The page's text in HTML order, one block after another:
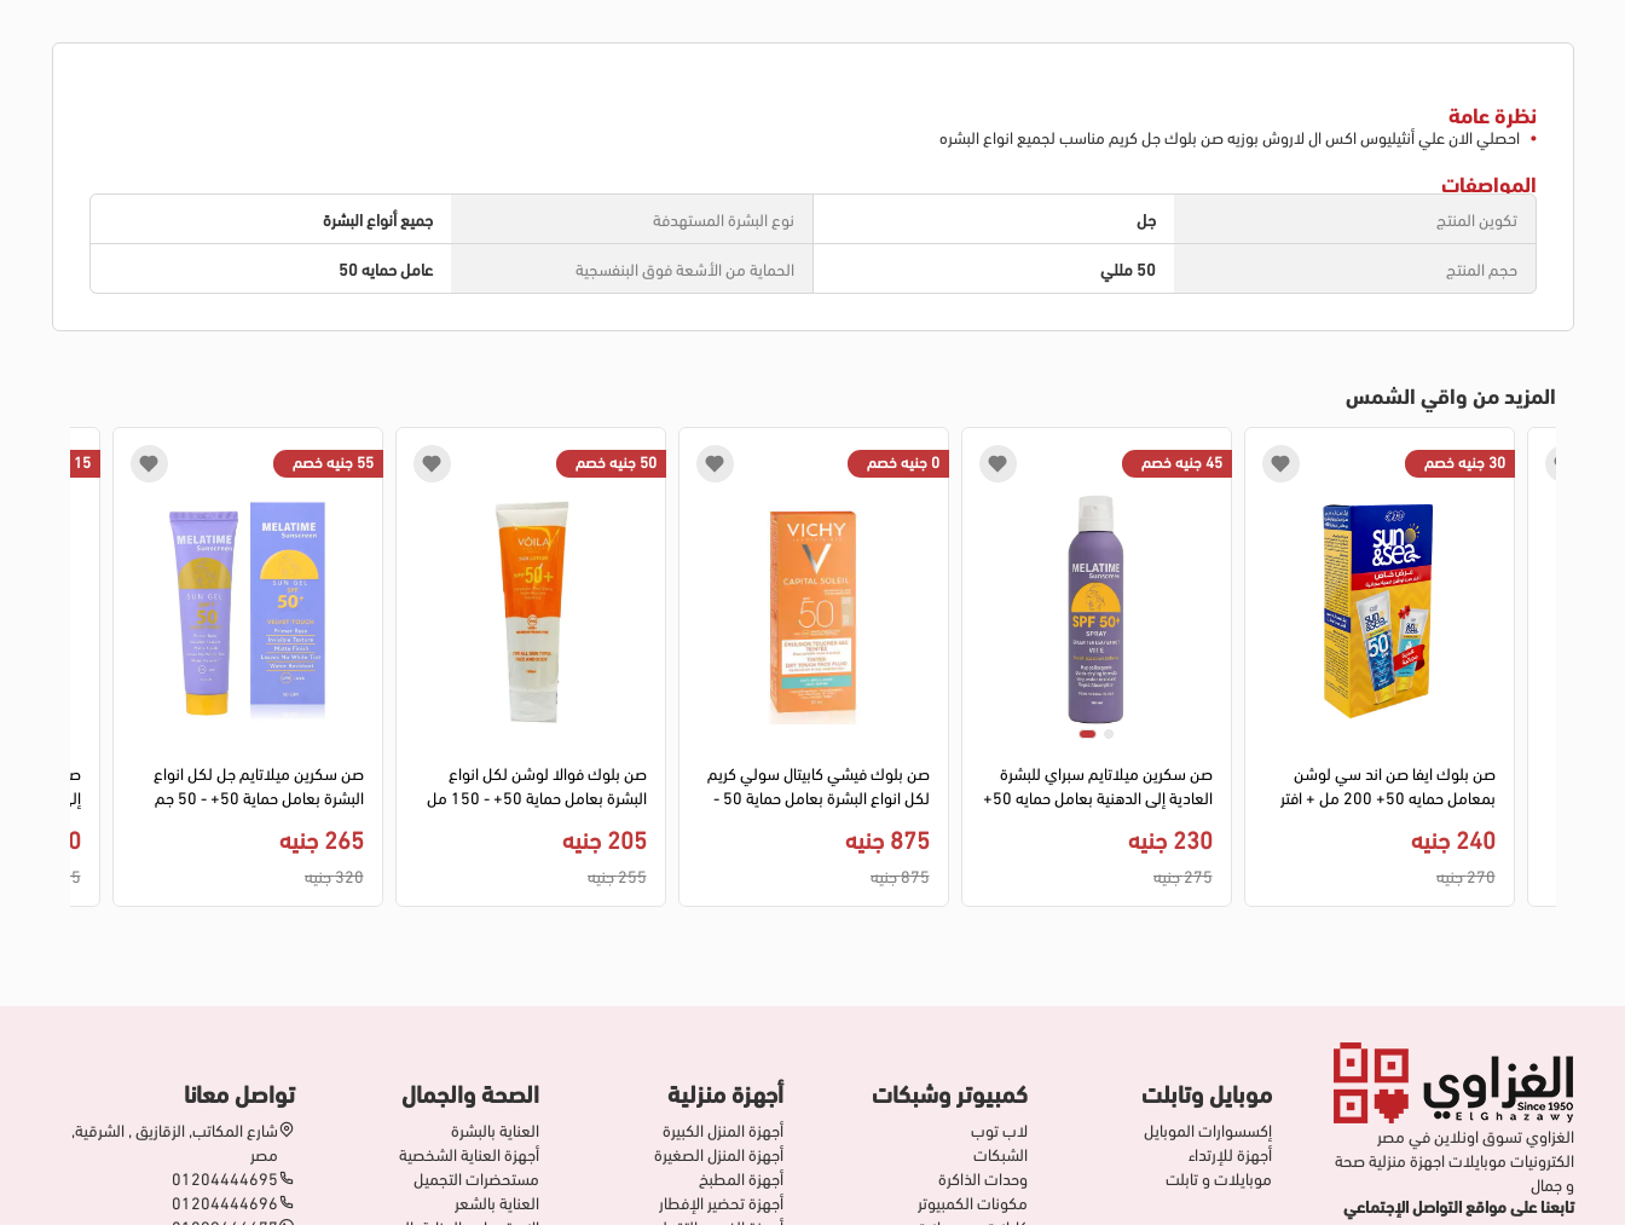
نظرة عامة
احصلي الان علي أنثيليوس اكس ال لاروش بوزيه صن بلوك جل كريم مناسب لجميع انواع البشره
المواصفات
تكوين المنتج جل نوع البشرة المستهدفة
جميع أنواع البشرة
حجم المنتج
50 مللي الحماية من الأشعة فوق البنفسجية عامل حمايه 50
المزيد من واقي الشمس
15 جنيه خصم
صن بلوك
110 جنيه
125 جنيه
55 جنيه خصم
صن سكرين ميلاتايم جل لكل انواع
البشرة بعامل حماية 50+ - 50 جم
265 جنيه
320 جنيه
50 جنيه خصم
صن بلوك فوالا لوشن لكل انواع
البشرة بعامل حماية 50+ - 150 مل
205 جنيه
255 جنيه
0 جنيه خصم
صن بلوك فيشي كابيتال سولي كريم
لكل انواع البشرة بعامل حماية 50 -
875 جنيه
875 جنيه
45 جنيه خصم
صن سكرين ميلاتايم سبراي للبشرة
العادية إلى الدهنية بعامل حمايه 50+
230 جنيه
275 جنيه
30 جنيه خصم
صن بلوك ايفا صن اند سي لوشن
بمعامل حمايه 50+ 200 مل + افتر
240 جنيه
270 جنيه
الغزاوي تسوق اونلاين في مصر
الكترونيات موبايلات اجهزة منزلية صحة
و جمال
تابعنا على مواقع التواصل الإجتماعي
موبايل وتابلت
إكسسوارات الموبايل
أجهزة للإرتداء
موبايلات و تابلت
كمبيوتر وشبكات
لاب توب
الشبكات
وحدات الذاكرة
مكونات الكمبيوتر
أجهزة منزلية
أجهزة المنزل الكبيرة
أجهزة المنزل الصغيرة
أجهزة المطبخ
أجهزة تحضير الإفطار
الصحة والجمال
العناية بالبشرة
أجهزة العناية الشخصية
مستحضرات التجميل
العناية بالشعر
تواصل معانا
شارع المكاتب, الزقازيق , الشرقية,
مصر
01204444695
01204444696